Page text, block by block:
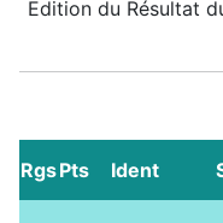
Edition du Résultat
RgsPts Ident